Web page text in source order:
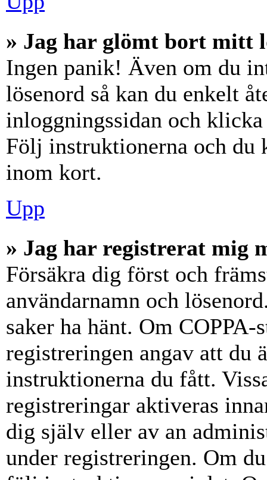
» Jag har glömt bort mitt
Ingen panik! Även om du
lösenord så kan du enkelt
inloggningssidan och
Följ instruktionerna och du
inom kort.
Upp
» Jag har registrerat mig
Försäkra dig först och
användarnamn och
saker ha hänt. Om
registreringen angav att du
instruktionerna du fått.
registreringar aktiveras
dig själv eller av an
under registreringen. Om